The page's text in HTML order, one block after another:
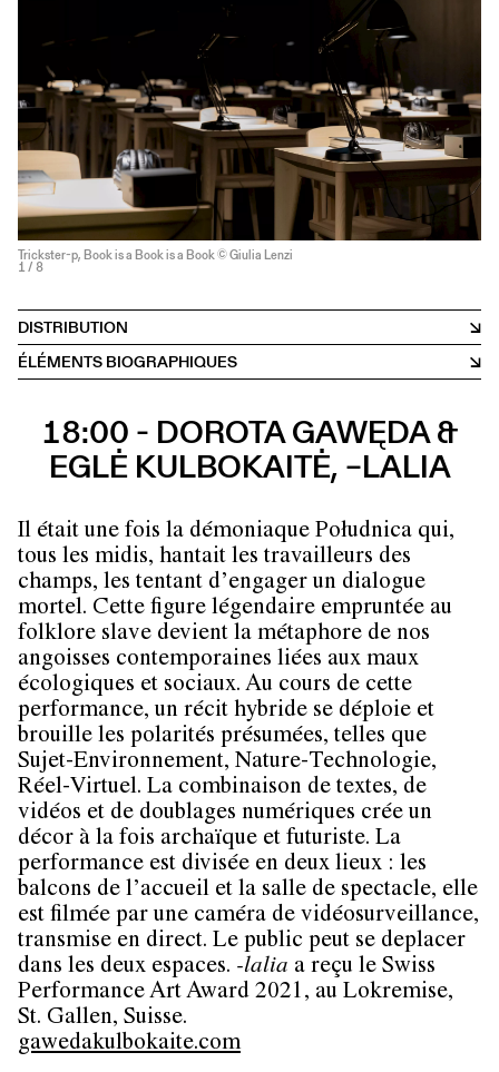
Trickster-p, Book is a Book is a Book © Giulia Lenzi
1 / 8
DISTRIBUTION
ÉLÉMENTS BIOGRAPHIQUES
18:00 - DOROTA GAWĘDA &
EGLĖ KULBOKAITĖ, ​​​​​​​–LALIA
Il était une fois la démoniaque Południca qui,
tous les midis, hantait les travailleurs des
champs, les tentant d’engager un dialogue
mortel. Cette figure légendaire empruntée au
folklore slave devient la métaphore de nos
angoisses contemporaines liées aux maux
écologiques et sociaux. Au cours de cette
performance, un récit hybride se déploie et
brouille les polarités présumées, telles que
Sujet-Environnement, Nature-Technologie,
Réel-Virtuel. La combinaison de textes, de
vidéos et de doublages numériques crée un
décor à la fois archaïque et futuriste. La
performance est divisée en deux lieux : les
balcons de l’accueil et la salle de spectacle, elle
est filmée par une caméra de vidéosurveillance,
transmise en direct. Le public peut se deplacer
dans les deux espaces. -lalia a reçu le Swiss
Performance Art Award 2021, au Lokremise,
St. Gallen, Suisse.
gawedakulbokaite.com